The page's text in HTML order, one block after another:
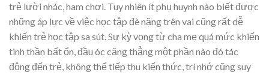
trẻ lười nhác, ham chơi. Tuy nhiên ít phụ huynh nào biết được
những áp lực về việc học tập đè nặng trên vai cũng rất dễ
khiến trẻ học tập sa sút. Sự kỳ vọng từ cha mẹ quá mức khiến
tinh thần bất ổn, đầu óc căng thẳng một phần nào đó tác
động đến trẻ, không thể tiếp thu kiến thức, trí nhớ cũng suy